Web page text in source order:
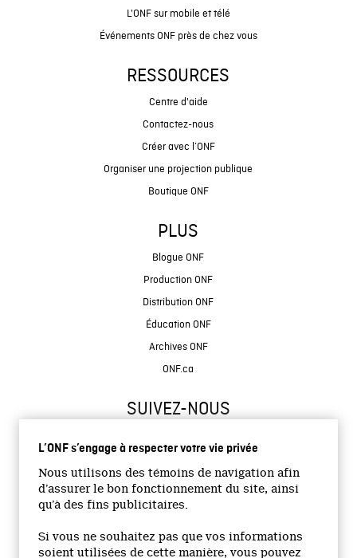
L’ONF s’engage à respecter votre vie privée
Nous utilisons des témoins de navigation afin
d’assurer le bon fonctionnement du site, ainsi
qu’à des fins publicitaires.
Si vous ne souhaitez pas que vos informations
soient utilisées de cette manière, vous pouvez
L'ONF sur mobile et télé
Événements ONF près de chez vous
RESSOURCES
Centre d'aide
Contactez-nous
Créer avec l’ONF
Organiser une projection publique
Boutique ONF
PLUS
Blogue ONF
Production ONF
Distribution ONF
Éducation ONF
Archives ONF
ONF.ca
SUIVEZ-NOUS
Site institutionnel